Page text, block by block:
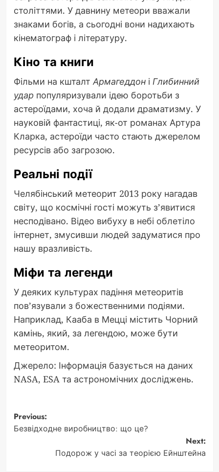
століттями. У давнину метеори вважали
знаками богів, а сьогодні вони надихають
кінематограф і літературу.
Кіно та книги
Фільми на кшталт Армагеддоні Глибинний
удар популяризували ідею боротьби з
астероїдами, хоча й додали драматизму. У
науковій фантастиці, як-от романах Артура
Кларка, астероїди часто стають джерелом
ресурсів або загрозою.
Реальні події
Челябінський метеорит 2013 року нагадав
світу, що космічні гості можуть з’явитися
несподівано. Відео вибуху в небі облетіло
інтернет, змусивши людей задуматися про
нашу вразливість.
Міфи та легенди
У деяких культурах падіння метеоритів
пов’язували з божественними подіями.
Наприклад, Кааба в Мецці містить Чорний
камінь, який, за легендою, може бути
метеоритом.
Джерело: Інформація базується на даних
NASA, ESA та астрономічних досліджень.
Post
navigation
Previous:
Безвідходне виробництво: що це?
Next:
Подорож у часі за теорією Ейнштейна